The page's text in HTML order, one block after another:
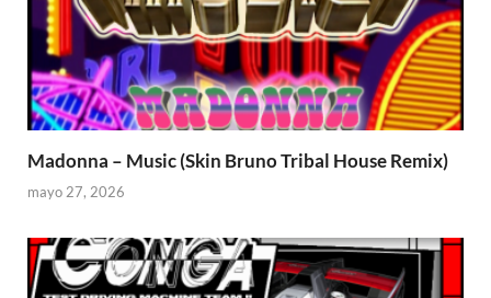
Madonna – Music (Skin Bruno Tribal House Remix)
mayo 27, 2026